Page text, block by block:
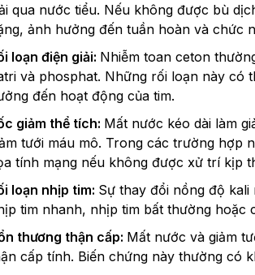
qua nước tiểu. Nếu không được bù
ảnh hưởng đến tuần hoàn và chức
loạn điện giải: Nhiễm toan ceton
và phosphat. Những rối loạn này có
đến hoạt động của tim.
giảm thể tích: Mất nước kéo dài làm
tưới máu mô. Trong các trường hợp
tính mạng nếu không được xử trí kịp
loạn nhịp tim: Sự thay đổi nồng độ
tim nhanh, nhịp tim bất thường hoặc
thương thận cấp: Mất nước và giảm
cấp tính. Biến chứng này thường có